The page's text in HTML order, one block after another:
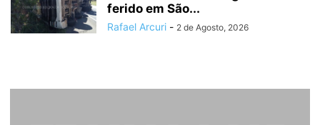
ferido em São...
Rafael Arcuri - 2 de Agosto, 2026